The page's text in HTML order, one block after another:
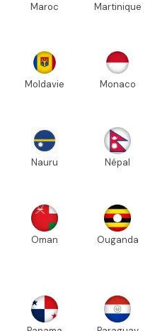
Maroc Martinique
Moldavie Monaco
Nauru Népal
Oman Ouganda